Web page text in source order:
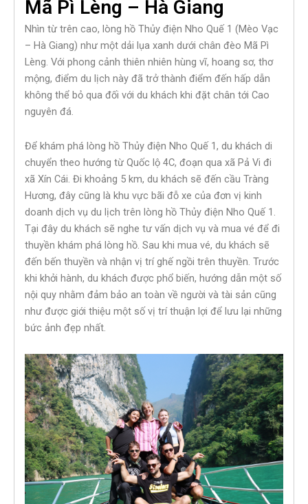
Mã Pì Lèng – Hà Giang
Nhìn từ trên cao, lòng hồ Thủy điện Nho Quế 1 (Mèo Vạc
– Hà Giang) như một dải lụa xanh dưới chân đèo Mã Pì
Lèng. Với phong cảnh thiên nhiên hùng vĩ, hoang sơ, thơ
mộng, điểm du lịch này đã trở thành điểm đến hấp dẫn
không thể bỏ qua đối với du khách khi đặt chân tới Cao
nguyên đá.
Để khám phá lòng hồ Thủy điện Nho Quế 1, du khách di
chuyển theo hướng từ Quốc lộ 4C, đoạn qua xã Pả Vi đi
xã Xín Cái. Đi khoảng 5 km, du khách sẽ đến cầu Tràng
Hương, đây cũng là khu vực bãi đỗ xe của đơn vị kinh
doanh dịch vụ du lịch trên lòng hồ Thủy điện Nho Quế 1.
Tại đây du khách sẽ nghe tư vấn dịch vụ và mua vé để đi
thuyền khám phá lòng hồ. Sau khi mua vé, du khách sẽ
đến bến thuyền và nhận vị trí ghế ngồi trên thuyền. Trước
khi khởi hành, du khách được phổ biến, hướng dẫn một số
nội quy nhằm đảm bảo an toàn về người và tài sản cũng
như được giới thiệu một số vị trí thuận lợi để lưu lại những
bức ảnh đẹp nhất.